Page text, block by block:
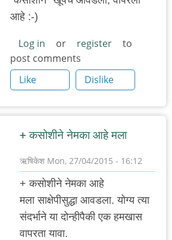
+१
कसोशीने
ठीक
वाटतो.
तसाच
by
नितिन
आहे :-)
Log in or register
to
post comments
Like
Dislike
+ कसोशीने नेमका आहे मला
ऋषिकेश Mon, 27/04/2015 - 16:12
In
to
+ कसोशीने नेमका आहे
मला साक्षेपीसुद्धा आवडला. योग्य त्या
संदर्भाने या दोन्हीपैकी एक हमखास
वापरता यावा.